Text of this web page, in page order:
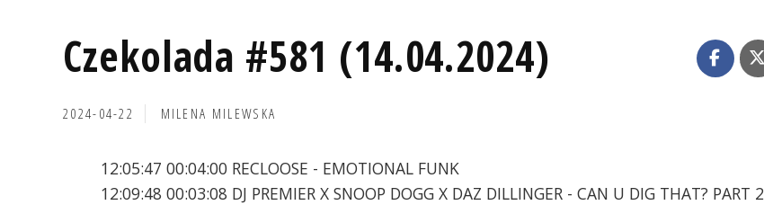
Czekolada #581 (14.04.2024)
2024-04-22 MILENA MILEWSKA
12:05:47 00:04:00 RECLOOSE - EMOTIONAL FUNK
12:09:48 00:03:08 DJ PREMIER X SNOOP DOGG X DAZ DILLINGER - CAN U DIG THAT? PART 2